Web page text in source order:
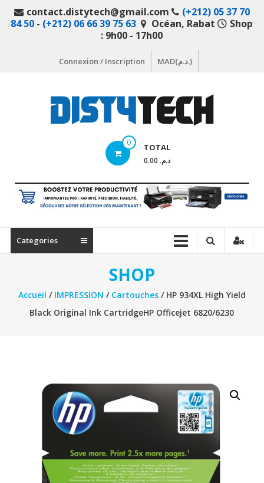
contact.distytech@gmail.com
(+212) 05 37 70
84 50 - (+212) 06 66 39 75 63 Océan, Rabat
Shop
: 9h00 - 17h00
Connexion / Inscription MAD(د.م.)
en
ligne
matériel
informatique
0 TOTAL
د.م. 0.00
Categories
SHOP
Accueil / IMPRESSION / Cartouches/ HP 934XL High Yield
Black Original Ink CartridgeHP Officejet 6820/6230